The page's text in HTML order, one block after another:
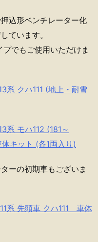
込形ベンチレーター化
ています。
でもご使用いただけま
系 クハ111 (地上・耐雪
系 モハ112 (181～
キット (各1両入り)
ーの初期車もございま
系 先頭車 クハ111 車体